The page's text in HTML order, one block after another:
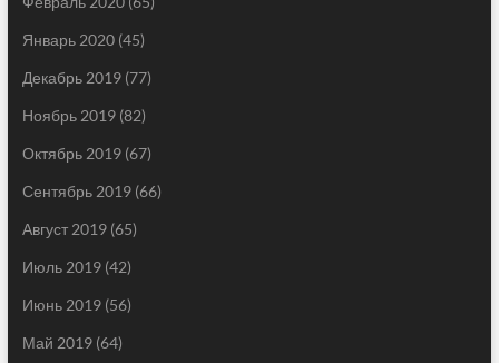
Январь 2020(45)
Декабрь 2019(77)
Ноябрь 2019(82)
Октябрь 2019(67)
Сентябрь 2019(66)
Август 2019(65)
Июль 2019(42)
Июнь 2019(56)
Май 2019(64)